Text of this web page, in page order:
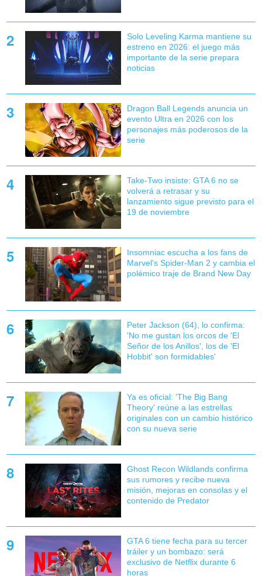
Solo Leveling Karma mantiene su
estreno en 2026: el juego más
importante de la serie prepara
noticias
Dragon Ball Legends anuncia un
evento Ultra en 2026 con los
personajes más poderosos de la
serie
Take-Two insiste: GTA 6 no se
volverá a retrasar y su
lanzamiento sigue previsto para el
19 de noviembre
Insomniac escucha a los fans de
Marvel's Spider-Man 2 y cambia el
polémico traje de Brand New Day
Peter Jackson (64), lo confirma:
'No me gustan los orcos de 'El
Señor de los Anillos', los de 'El
Hobbit' son formidables'
Ya es oficial: 'The Big Bang
Theory' reúne a las estrellas
originales con un cambio histórico
con su nueva serie
Ghost Recon Wildlands confirma
sus rumores y recibe nueva
misión, mejoras en consolas y el
contenido de Predator
GTA 6 tiene fecha para su tercer
tráiler y un bombazo: será
exclusivo de Netflix durante 6
horas